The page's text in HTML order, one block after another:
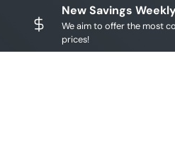
New Savings
We aim to offer the most
prices!